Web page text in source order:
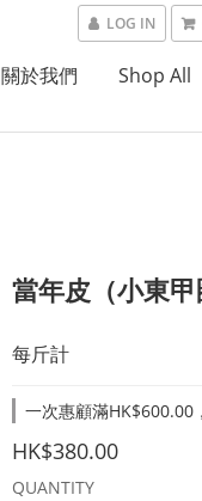
LOG IN
關於我們 Shop All
當年皮（小東甲
每斤計
一次惠顧滿
HK$380.00
QUANTITY